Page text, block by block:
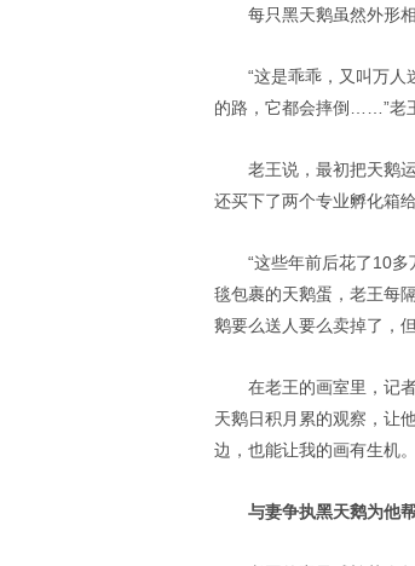
每只黑天鹅虽然外形
“这是乖乖，又叫万
的路，它都会摔倒……”老
老王说，最初把天鹅
还买下了两个专业孵化箱
“这些年前后花了10
毯包裹的天鹅蛋，老王每
鹅要么送人要么卖掉了，
在老王的画室里，记
天鹅日积月累的观察，让
边，也能让我的画有生机
与妻争执黑天鹅为他